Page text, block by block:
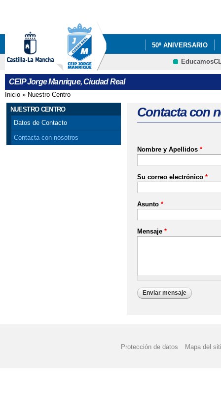
50º ANIVERSARIO
PROYECTOS
TALLER
CEIP Jorge Manrique, Ciudad Real
Se encuentra usted aquí
Inicio » Nuestro Centro
NUESTRO CENTRO
Datos de Contacto
Contacta con nosotros
Contacta con
Nombre y Apellidos *
Su correo electrónico *
Asunto *
Mensaje *
Protección de datos Mapa del